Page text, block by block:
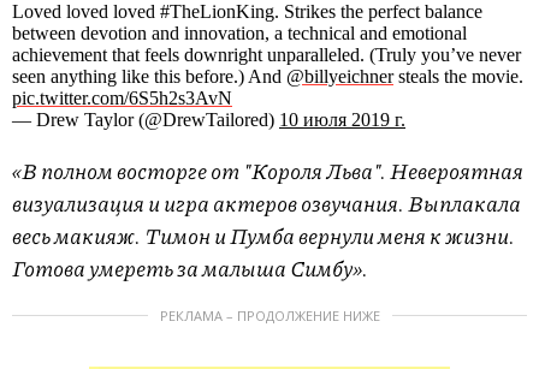
Loved loved loved #TheLionKing. Strikes the perfect balance
between devotion and innovation, a technical and emotional
achievement that feels downright unparalleled. (Truly you’ve never
seen anything like this before.) And @billyeichnersteals the movie.
pic.twitter.com/6S5h2s3AvN
— Drew Taylor (@DrewTailored) 10 июля 2019 г.
«В полном восторге от "Короля Льва". Невероятная
визуализация и игра актеров озвучания. Выплакала
весь макияж. Тимон и Пумба вернули меня к жизни.
Готова умереть за малыша Симбу».
РЕКЛАМА – ПРОДОЛЖЕНИЕ НИЖЕ